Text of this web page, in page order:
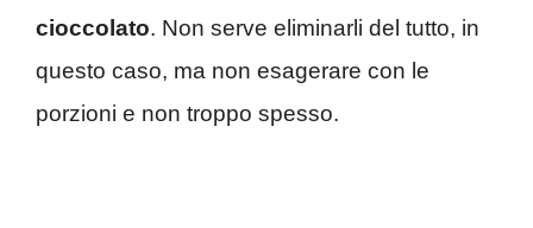
cioccolato. Non serve eliminarli del tutto, in
questo caso, ma non esagerare con le
porzioni e non troppo spesso.